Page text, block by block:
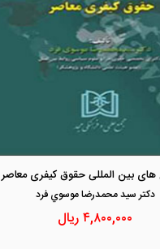
های بین المللی حقوق کیفری معاصر
دكتر سيد محمدرضا موسوي فرد
۴,۸۰۰,۰۰۰ریال